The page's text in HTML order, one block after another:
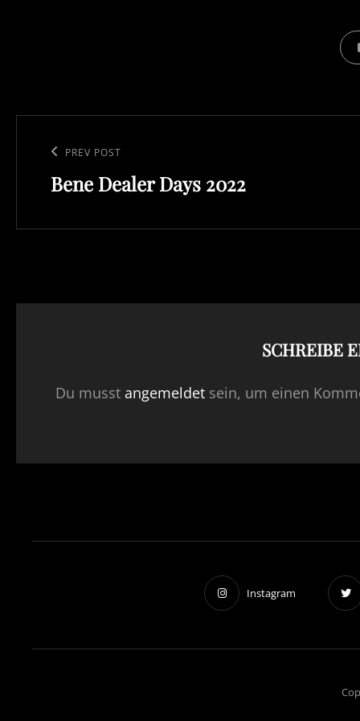
Previous
Post
PREV POST
Bene Dealer Days 2022
SCHREIBE
Du musst angemeldet sein, um einen
Instagram